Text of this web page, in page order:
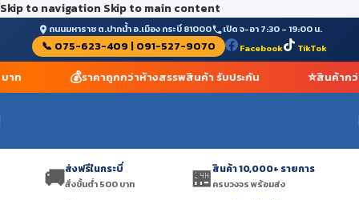
Skip to navigation Skip to main content
ถนนมหาราช ต.ปากน้ำ อ.เมือง กระบี่ 81000 เปิด จ-อา 7:30 – 19:00 น.
📞 075-623-409 | 091-527-9070 Facebook TikTok
าท 💰ราคาถูกกว่าห้างสรรพสินค้า รับประกัน ⭐สินค้ากว่
🚚ส่งฟรีในกระบี่
สั่งขั้นต่ำ 500 บาท 🏪สินค้า 10,000+ รายการ
ครบวงจร พร้อมส่ง